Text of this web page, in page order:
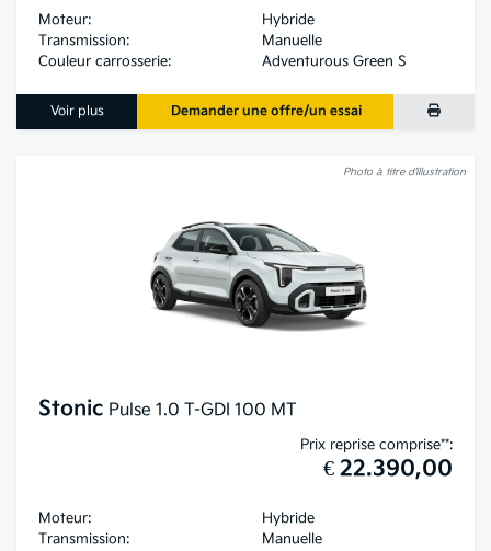
Moteur:
Hybride
Transmission:
Manuelle
Couleur carrosserie:
Adventurous Green S
Voir plus Demander une offre/un essai
Photo à titre d’illustration
Stonic Pulse 1.0 T-GDI 100 MT
Prix reprise comprise**:
€ 22.390,00
Moteur:
Hybride
Transmission:
Manuelle